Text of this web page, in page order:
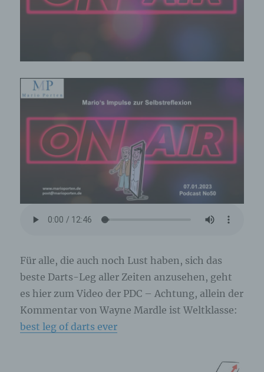
Für alle, die auch noch Lust haben, sich das
beste Darts-Leg aller Zeiten anzusehen, geht
es hier zum Video der PDC – Achtung, allein der
Kommentar von Wayne Mardle ist Weltklasse:
best leg of darts ever